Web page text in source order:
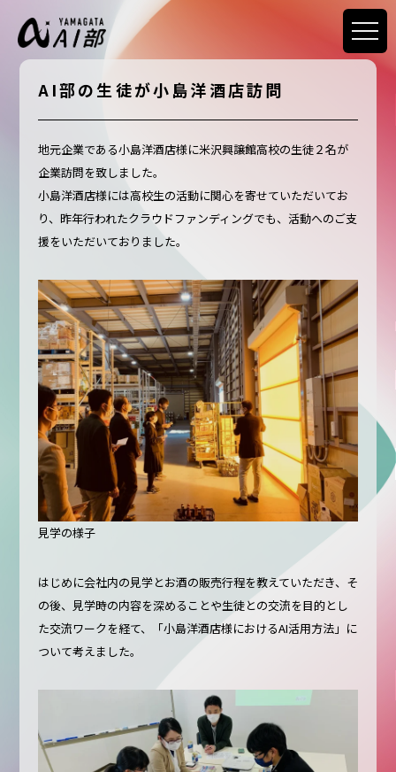
AI部の生徒が小島洋酒店訪問
地元企業である小島洋酒店様に米沢興譲館高校の生徒２名が
企業訪問を致しました。
小島洋酒店様には高校生の活動に関心を寄せていただいてお
り、昨年行われたクラウドファンディングでも、活動へのご支
援をいただいておりました。
見学の様子
はじめに会社内の見学とお酒の販売行程を教えていただき、そ
の後、見学時の内容を深めることや生徒との交流を目的とし
た交流ワークを経て、「小島洋酒店様におけるAI活用方法」に
ついて考えました。